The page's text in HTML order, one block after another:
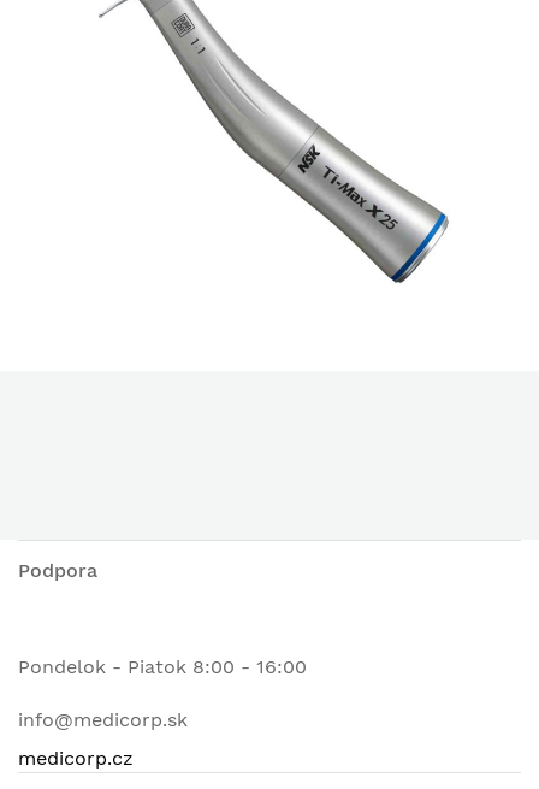
Podpora
Pondelok - Piatok 8:00 - 16:00
info@medicorp.sk
medicorp.cz